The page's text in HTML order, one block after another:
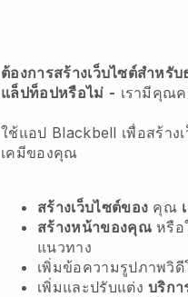
ต้องการสร้างเว็บไซต์สำหรั
แล็ปท็อปหรือไม่ - เรามีคุณ
ใช้แอป Blackbell เพื่อสร้าง
เคมีของคุณ
สร้างเว็บไซต์ของ คุณ
สร้างหน้าของคุณหรือ
แนวทาง
เพิ่มข้อความรูปภาพวิ
เพิ่มและปรับแต่งบริกา